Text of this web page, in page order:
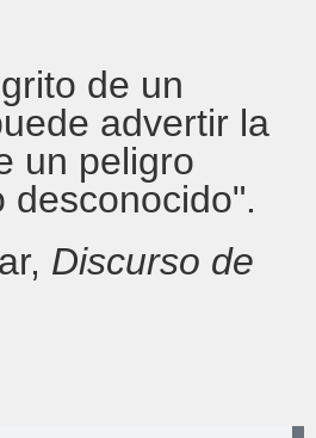
de un
advertir la
un peligro
desconocido".
Discurso de